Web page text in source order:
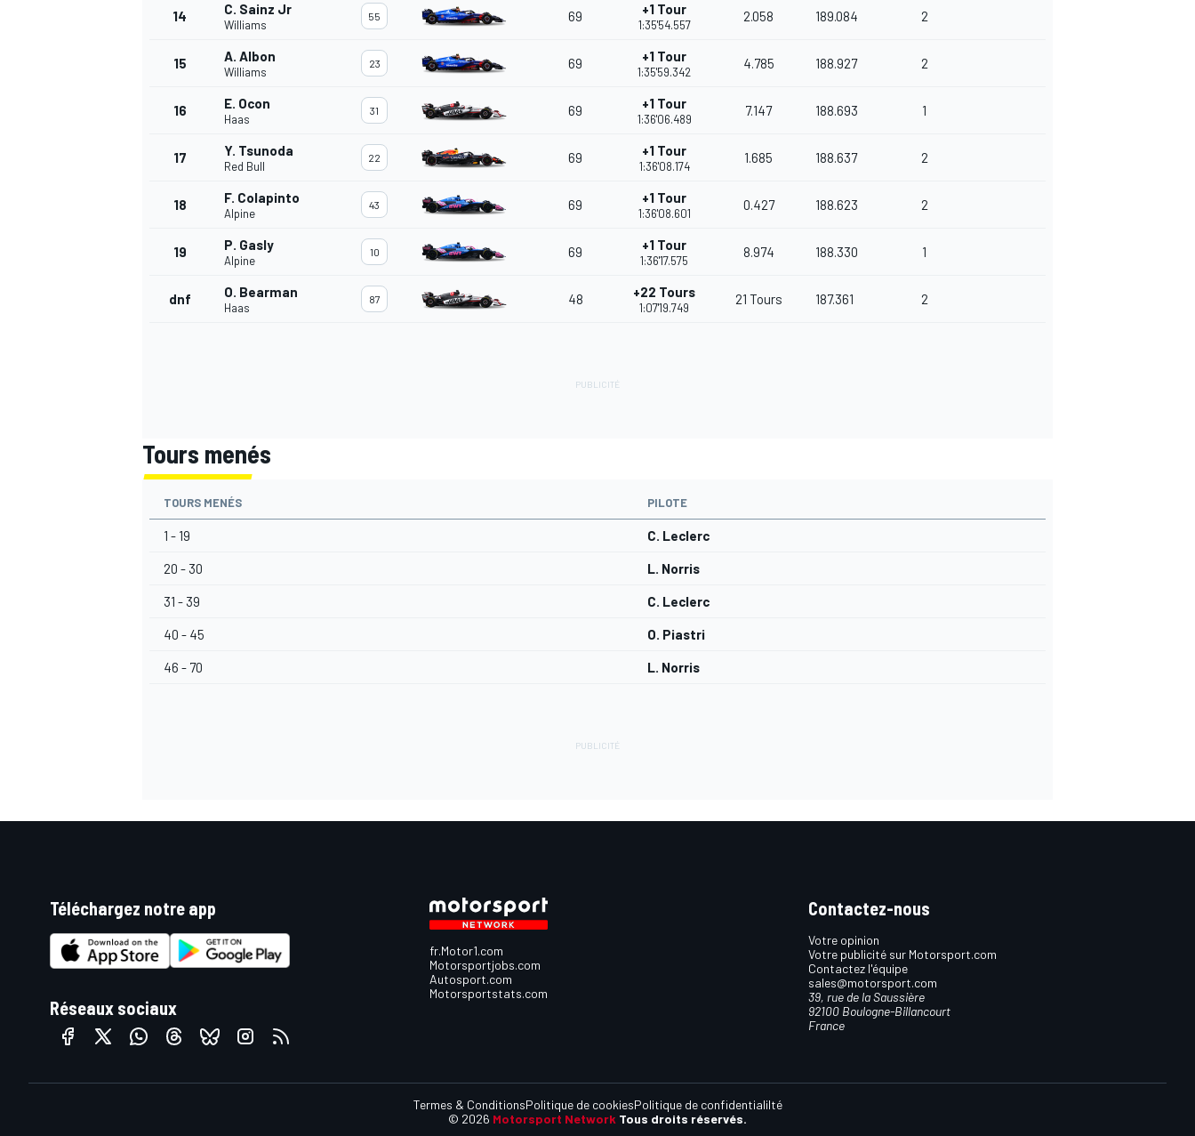
14 C. Sainz Jr
Williams
55 69 +1 Tour
1:35'54.557
2.058 189.084 2
15 A. Albon
Williams
23 69 +1 Tour
1:35'59.342
4.785 188.927 2
16 E. Ocon
Haas
31 69 +1 Tour
1:36'06.489
7.147 188.693 1
17 Y. Tsunoda
Red Bull
22 69 +1 Tour
1:36'08.174
1.685 188.637 2
18 F. Colapinto
Alpine
43 69 +1 Tour
1:36'08.601
0.427 188.623 2
19 P. Gasly
Alpine
10 69 +1 Tour
1:36'17.575
8.974 188.330 1
dnf O. Bearman
Haas
87 48 +22 Tours
1:07'19.749
21 Tours 187.361 2
Tours menés
TOURS MENÉS PILOTE
1 - 19 C. Leclerc
20 - 30 L. Norris
31 - 39 C. Leclerc
40 - 45 O. Piastri
46 - 70 L. Norris
Téléchargez notre app
Réseaux sociaux
fr.Motor1.com
Motorsportjobs.com
Autosport.com
Motorsportstats.com
Contactez-nous
Votre opinion
Votre publicité sur Motorsport.com
Contactez l'équipe
sales@motorsport.com
39, rue de la Saussière
92100 Boulogne-Billancourt
France
© 2026 Motorsport Network Tous droits réservés.
Termes & ConditionsPolitique de cookiesPolitique de confidentialilté